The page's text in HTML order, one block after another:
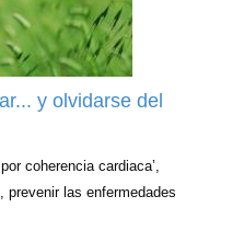
y olvidarse del
coherencia cardiaca’,
prevenir las enfermedades